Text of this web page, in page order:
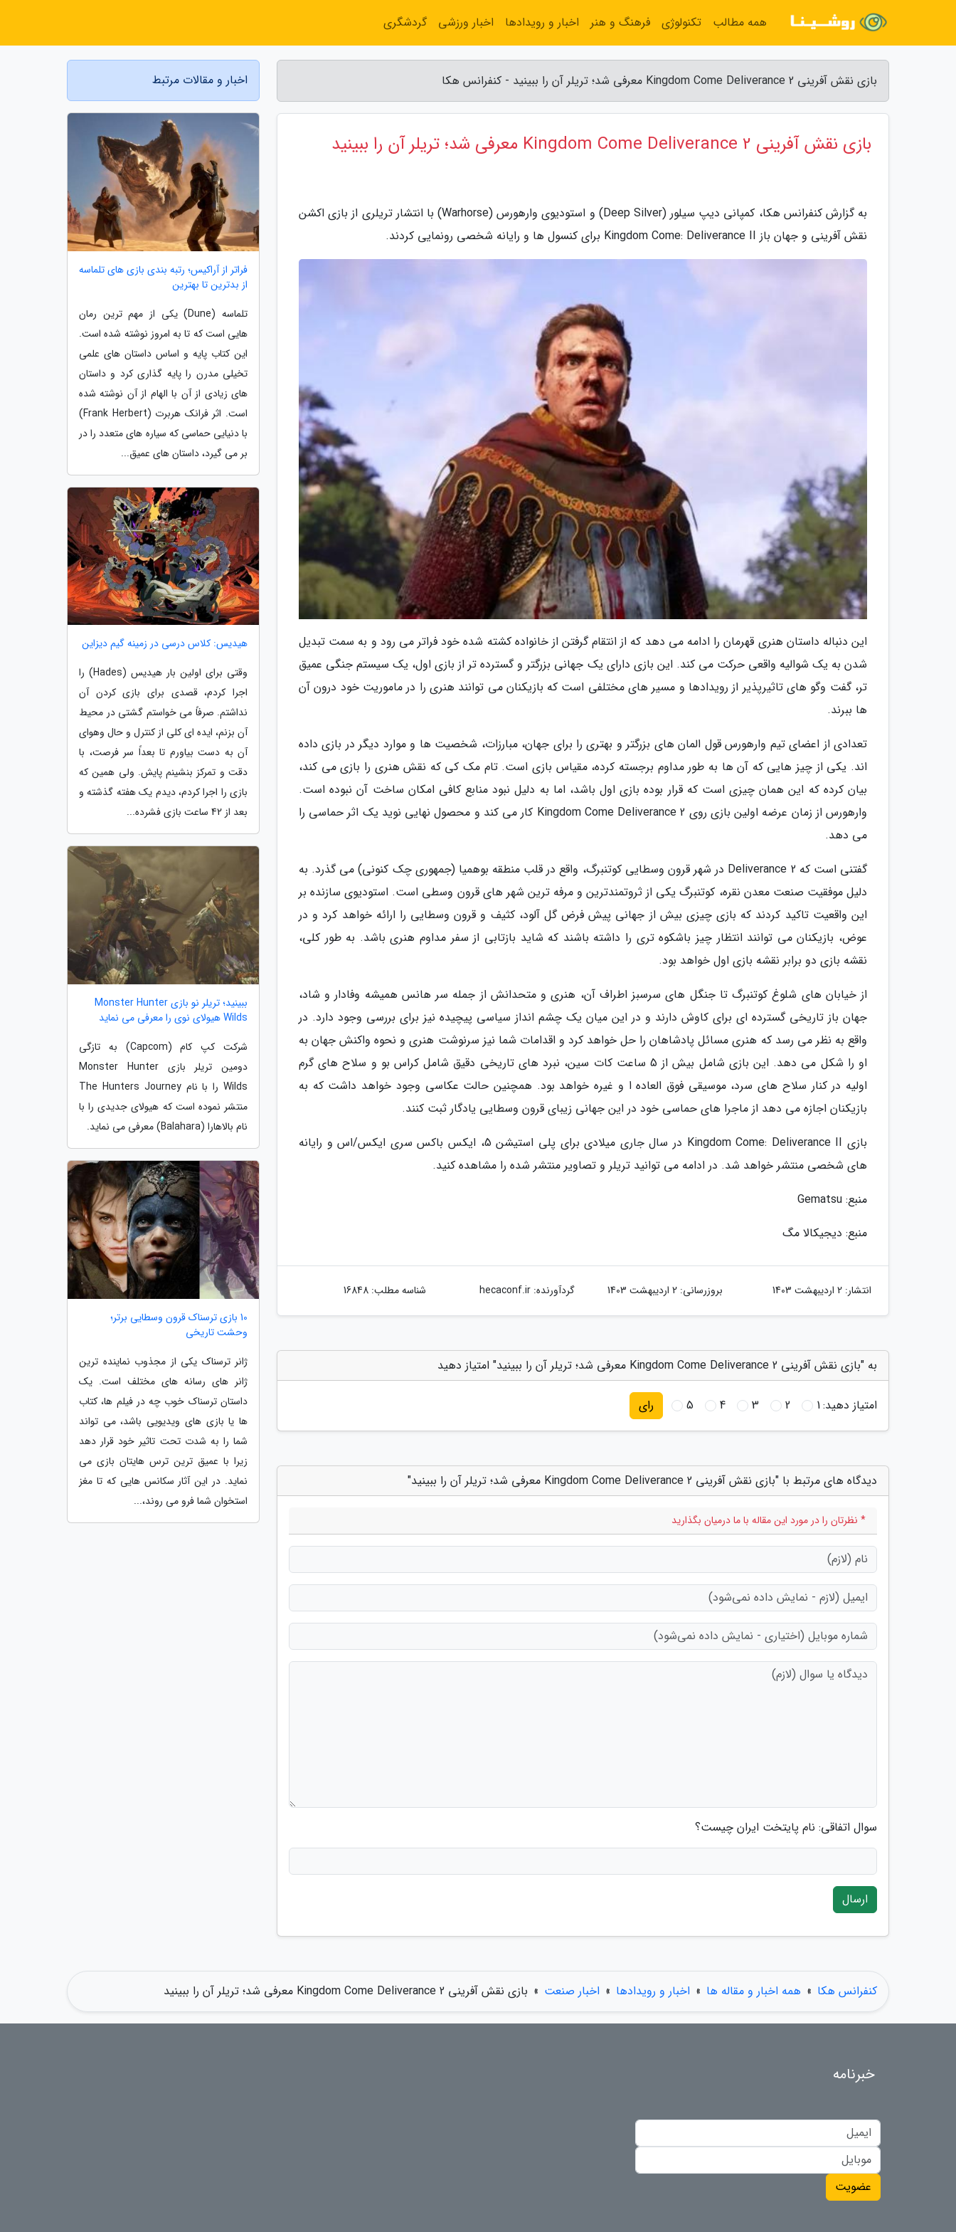
بازی نقش آفرینی Kingdom Come Deliverance 2 معرفی شد؛ تریلر آن را ببینید - کنفرانس هکا
بازی نقش آفرینی Kingdom Come Deliverance 2 معرفی شد؛ تریلر آن را ببینید
به گزارش کنفرانس هکا، کمپانی دیپ سیلور (Deep Silver) و استودیوی وارهورس (Warhorse) با انتشار تریلری از بازی اکشن
نقش آفرینی و جهان باز Kingdom Come: Deliverance II برای کنسول ها و رایانه شخصی رونمایی کردند.
این دنباله داستان هنری قهرمان را ادامه می دهد که از انتقام گرفتن از خانواده کشته شده خود فراتر می رود و به سمت تبدیل
شدن به یک شوالیه واقعی حرکت می کند. این بازی دارای یک جهانی بزرگتر و گسترده تر از بازی اول، یک سیستم جنگی عمیق
تر، گفت وگو های تاثیرپذیر از رویدادها و مسیر های مختلفی است که بازیکنان می توانند هنری را در ماموریت خود درون آن
ها ببرند.
تعدادی از اعضای تیم وارهورس قول المان های بزرگتر و بهتری را برای جهان، مبارزات، شخصیت ها و موارد دیگر در بازی داده
اند. یکی از چیز هایی که آن ها به طور مداوم برجسته کرده، مقیاس بازی است. تام مک کی که نقش هنری را بازی می کند،
بیان کرده که این همان چیزی است که قرار بوده بازی اول باشد، اما به دلیل نبود منابع کافی امکان ساخت آن نبوده است.
وارهورس از زمان عرضه اولین بازی روی Kingdom Come Deliverance 2 کار می کند و محصول نهایی نوید یک اثر حماسی را
می دهد.
گفتنی است که Deliverance 2 در شهر قرون وسطایی کوتنبرگ، واقع در قلب منطقه بوهمیا (جمهوری چک کنونی) می گذرد. به
دلیل موفقیت صنعت معدن نقره، کوتنبرگ یکی از ثروتمندترین و مرفه ترین شهر های قرون وسطی است. استودیوی سازنده بر
این واقعیت تاکید کردند که بازی چیزی بیش از جهانی پیش فرض گل آلود، کثیف و قرون وسطایی را ارائه خواهد کرد و در
عوض، بازیکنان می توانند انتظار چیز باشکوه تری را داشته باشند که شاید بازتابی از سفر مداوم هنری باشد. به طور کلی،
نقشه بازی دو برابر نقشه بازی اول خواهد بود.
از خیابان های شلوغ کوتنبرگ تا جنگل های سرسبز اطراف آن، هنری و متحدانش از جمله سر هانس همیشه وفادار و شاد،
جهان باز تاریخی گسترده ای برای کاوش دارند و در این میان یک چشم انداز سیاسی پیچیده نیز برای بررسی وجود دارد. در
واقع به نظر می رسد که هنری مسائل پادشاهان را حل خواهد کرد و اقدامات شما نیز سرنوشت هنری و نحوه واکنش جهان به
او را شکل می دهد. این بازی شامل بیش از 5 ساعت کات سین، نبرد های تاریخی دقیق شامل کراس بو و سلاح های گرم
اولیه در کنار سلاح های سرد، موسیقی فوق العاده ا و غیره خواهد بود. همچنین حالت عکاسی وجود خواهد داشت که به
بازیکنان اجازه می دهد از ماجرا های حماسی خود در این جهانی زیبای قرون وسطایی یادگار ثبت کنند.
بازی Kingdom Come: Deliverance II در سال جاری میلادی برای پلی استیشن 5، ایکس باکس سری ایکس/اس و رایانه
های شخصی منتشر خواهد شد. در ادامه می توانید تریلر و تصاویر منتشر شده را مشاهده کنید.
منبع: Gematsu
منبع: دیجیکالا مگ
انتشار: 2 اردیبهشت 1403 بروزرسانی: 2 اردیبهشت 1403 گردآورنده:hecaconf.ir شناسه مطلب: 16848
به "بازی نقش آفرینی Kingdom Come Deliverance 2 معرفی شد؛ تریلر آن را ببینید" امتیاز دهید
امتیاز دهید:1
2
3
4
5 رای
دیدگاه های مرتبط با "بازی نقش آفرینی Kingdom Come Deliverance 2 معرفی شد؛ تریلر آن را ببینید"
* نظرتان را در مورد این مقاله با ما درمیان بگذارید
سوال اتفاقی: نام پایتخت ایران چیست؟
ارسال
اخبار و مقالات مرتبط
فراتر از آراکیس؛ رتبه بندی بازی های تلماسه
از بدترین تا بهترین
تلماسه (Dune) یکی از مهم ترین رمان
هایی است که تا به امروز نوشته شده است.
این کتاب پایه و اساس داستان های علمی
تخیلی مدرن را پایه گذاری کرد و داستان
های زیادی از آن با الهام از آن نوشته شده
است. اثر فرانک هربرت (Frank Herbert)
با دنیایی حماسی که سیاره های متعدد را در
بر می گیرد، داستان های عمیق...
هیدیس: کلاس درسی در زمینه گیم دیزاین
وقتی برای اولین بار هیدیس (Hades) را
اجرا کردم، قصدی برای بازی کردن آن
نداشتم. صرفاً می خواستم گشتی در محیط
آن بزنم، ایده ای کلی از کنترل و حال وهوای
آن به دست بیاورم تا بعداً سر فرصت، با
دقت و تمرکز بنشینم پایش. ولی همین که
بازی را اجرا کردم، دیدم یک هفته گذشته و
بعد از 42 ساعت بازی فشرده...
ببینید؛ تریلر نو بازی Monster Hunter
Wilds هیولای نوی را معرفی می نماید
شرکت کپ کام (Capcom) به تازگی
دومین تریلر بازی Monster Hunter
Wilds را با نام The Hunters Journey
منتشر نموده است که هیولای جدیدی را با
نام بالاهارا (Balahara) معرفی می نماید.
10 بازی ترسناک قرون وسطایی برتر؛
وحشت تاریخی
ژانر ترسناک یکی از مجذوب نماینده ترین
ژانر های رسانه های مختلف است. یک
داستان ترسناک خوب چه در فیلم ها، کتاب
ها یا بازی های ویدیویی باشد، می تواند
شما را به شدت تحت تاثیر خود قرار دهد
زیرا با عمیق ترین ترس هایتان بازی می
نماید. در این آثار سکانس هایی که تا مغز
استخوان شما فرو می روند،...
کنفرانس هکا » همه اخبار و مقاله ها » اخبار و رویدادها » اخبار صنعت » بازی نقش آفرینی Kingdom Come Deliverance 2 معرفی شد؛ تریلر آن را ببینید
همه مطالب تکنولوژی فرهنگ و هنر اخبار و رویدادها اخبار ورزشی گردشگری
خبرنامه
عضویت